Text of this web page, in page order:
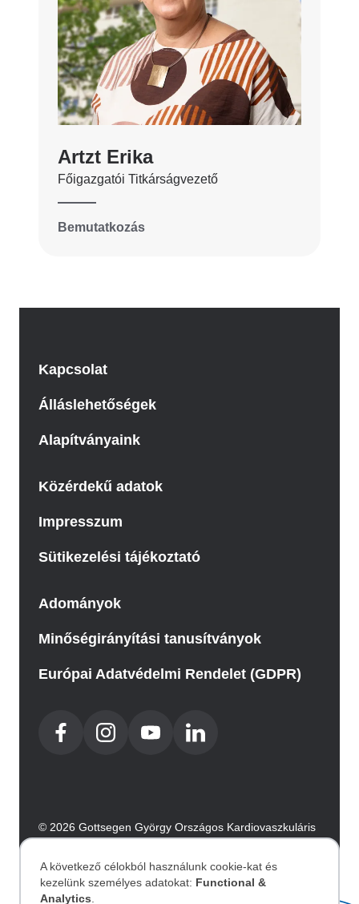
Artzt Erika
Főigazgatói Titkárságvezető
Bemutatkozás
Kapcsolat
Álláslehetőségek
Alapítványaink
Közérdekű adatok
Impresszum
Sütikezelési tájékoztató
Adományok
Minőségirányítási tanusítványok
Európai Adatvédelmi Rendelet (GDPR)
© 2026 Gottsegen György Országos Kardiovaszkuláris
Intézet. Minden jog fenntartva.
A következő célokból használunk cookie-kat és
kezelünk személyes adatokat: Functional &
Analytics